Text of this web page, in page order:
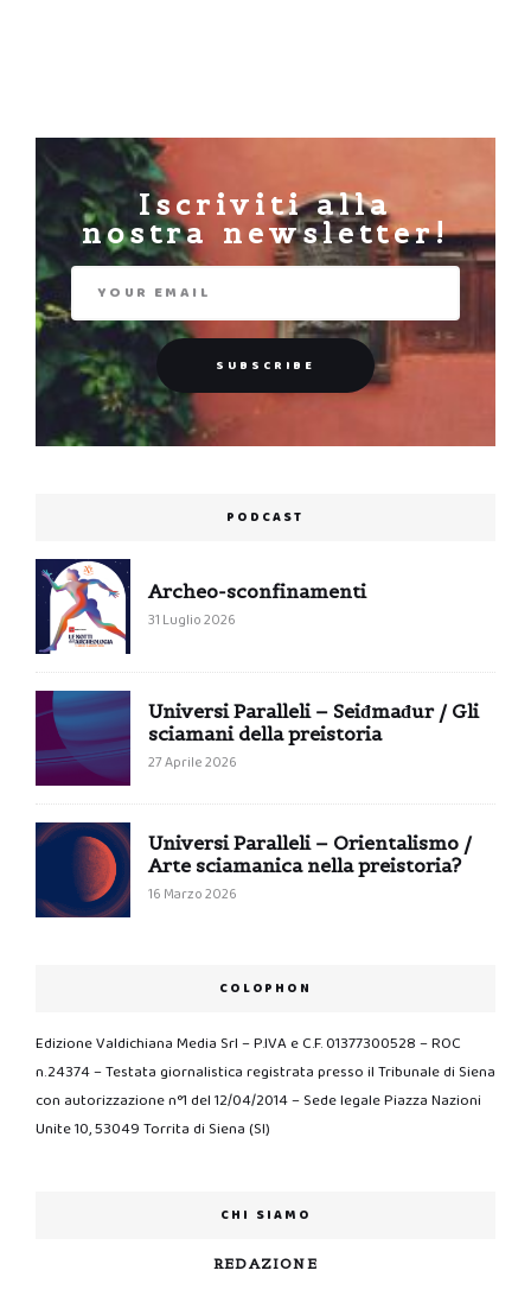
Iscriviti alla
nostra newsletter!
PODCAST
Archeo-sconfinamenti
31 Luglio 2026
Universi Paralleli – Seiđmađur / Gli
sciamani della preistoria
27 Aprile 2026
Universi Paralleli – Orientalismo /
Arte sciamanica nella preistoria?
16 Marzo 2026
COLOPHON
Edizione Valdichiana Media Srl – P.IVA e C.F. 01377300528 – ROC
n.24374 – Testata giornalistica registrata presso il Tribunale di Siena
con autorizzazione n°1 del 12/04/2014 – Sede legale Piazza Nazioni
Unite 10, 53049 Torrita di Siena (SI)
CHI SIAMO
REDAZIONE